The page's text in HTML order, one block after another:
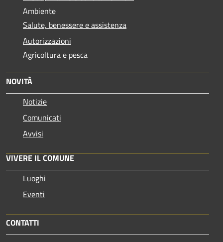
Ambiente
Salute, benessere e assistenza
Autorizzazioni
Agricoltura e pesca
NOVITÀ
Notizie
Comunicati
Avvisi
VIVERE IL COMUNE
Luoghi
Eventi
CONTATTI